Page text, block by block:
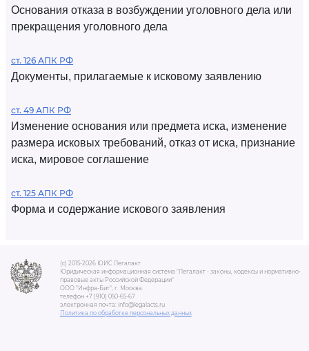
Основания отказа в возбуждении уголовного дела или
прекращения уголовного дела
ст. 126 АПК РФ
Документы, прилагаемые к исковому заявлению
ст. 49 АПК РФ
Изменение основания или предмета иска, изменение
размера исковых требований, отказ от иска, признание
иска, мировое соглашение
ст. 125 АПК РФ
Форма и содержание искового заявления
(c) 2015-2026 ЮИС Легалакт
Юридическая информационная система "Легалакт - законы, кодексы и нормативно-
правовые акты Российской Федерации"
ООО "Инфра-Бит", г. Москва.
телефон +7 (910) 050-65-67
электронная почта: info@legalacts.ru
Политика по обработке персональных данных